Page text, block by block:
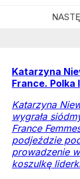
projekt"
Teraz ujawniła
Film i telewizja